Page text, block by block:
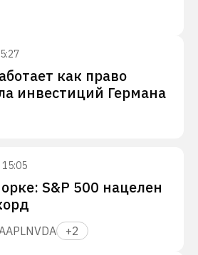
как право
инвестиций Германа
S&P 500 нацелен
NVDA +2